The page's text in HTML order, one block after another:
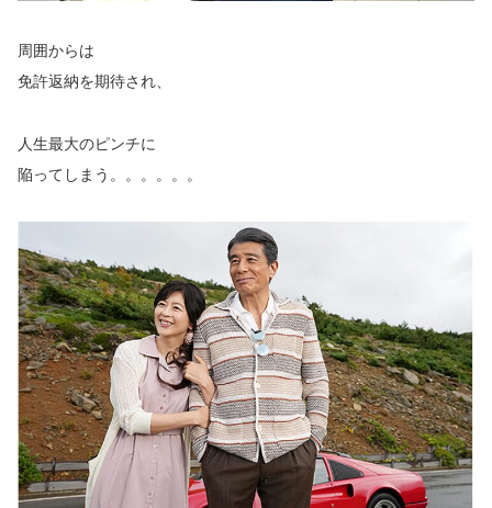
周囲からは
免許返納を期待され、
人生最大のピンチに
陥ってしまう。。。。。。